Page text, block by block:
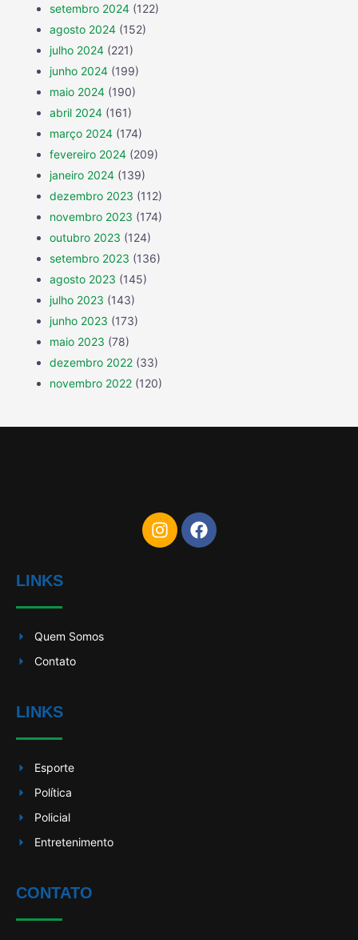
setembro 2024 (122)
agosto 2024 (152)
julho 2024 (221)
junho 2024 (199)
maio 2024 (190)
abril 2024 (161)
março 2024 (174)
fevereiro 2024 (209)
janeiro 2024 (139)
dezembro 2023 (112)
novembro 2023 (174)
outubro 2023 (124)
setembro 2023 (136)
agosto 2023 (145)
julho 2023 (143)
junho 2023 (173)
maio 2023 (78)
dezembro 2022 (33)
novembro 2022 (120)
LINKS
Quem Somos
Contato
LINKS
Esporte
Política
Policial
Entretenimento
CONTATO